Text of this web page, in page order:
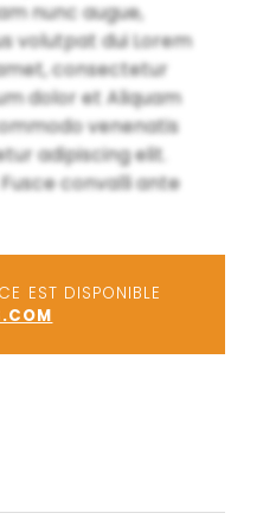
nunc augue,
volutpat dui Lorem
consectetur
dolor et Aliquam
venenatis
adipiscing elit.
convalli ante
EST DISPONIBLE